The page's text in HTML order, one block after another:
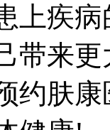
上疾
带来
约肤